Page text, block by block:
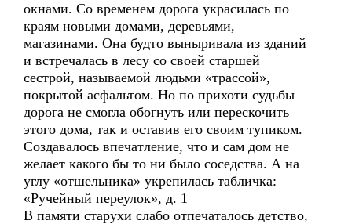
окнами. Со временем дорога украсилась по
краям новыми домами, деревьями,
магазинами. Она будто выныривала из зданий
и встречалась в лесу со своей старшей
сестрой, называемой людьми «трассой»,
покрытой асфальтом. Но по прихоти судьбы
дорога не смогла обогнуть или перескочить
этого дома, так и оставив его своим тупиком.
Создавалось впечатление, что и сам дом не
желает какого бы то ни было соседства. А на
углу «отшельника» укрепилась табличка:
«Ручейный переулок», д. 1
В памяти старухи слабо отпечаталось детство,